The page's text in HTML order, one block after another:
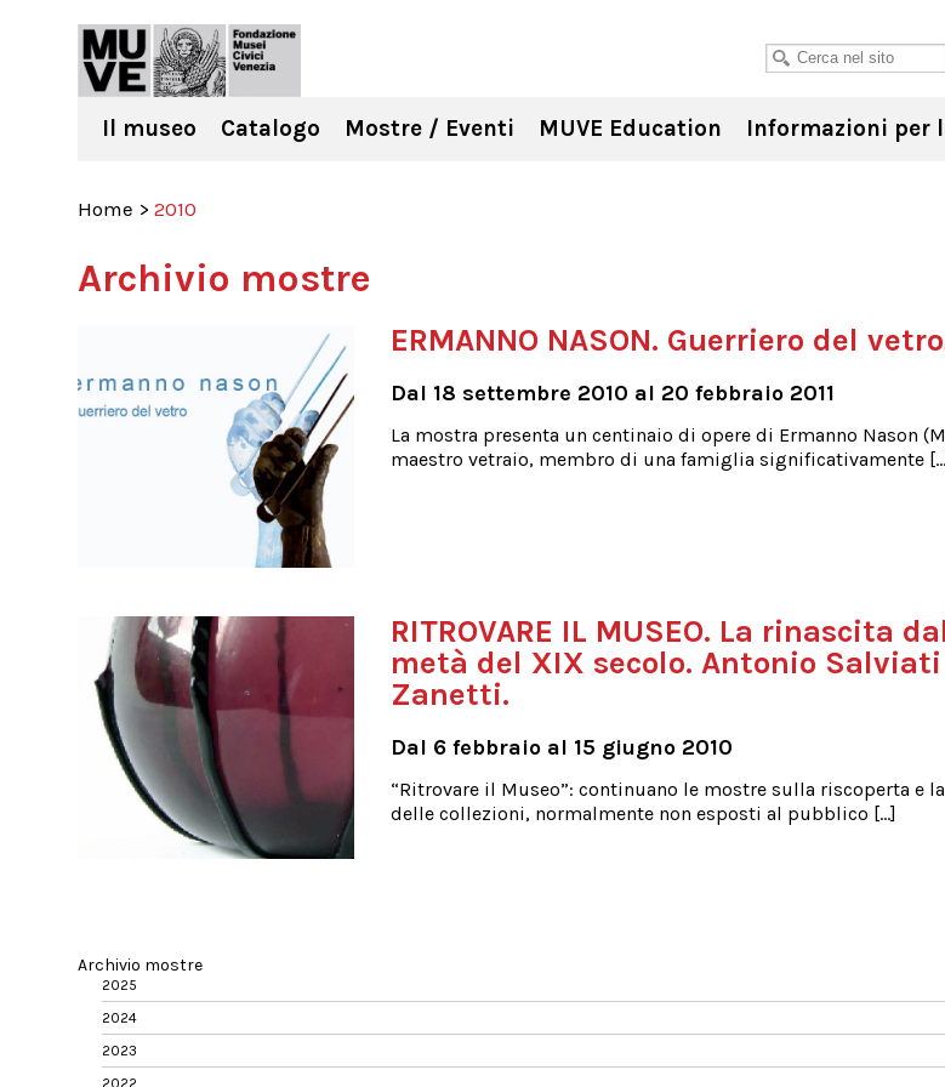
Il museo Catalogo Mostre / Eventi MUVE Education Informazioni per
Home > 2010
Archivio mostre
ERMANNO NASON. Guerriero del
Dal 18 settembre 2010 al 20 febbraio 2011
La mostra presenta un centinaio di opere di Ermanno Nason
maestro vetraio, membro di una famiglia significativamente
RITROVARE IL MUSEO. La rinascita
metà del XIX secolo. Antonio Salviati
Zanetti.
Dal 6 febbraio al 15 giugno 2010
“Ritrovare il Museo”: continuano le mostre sulla riscoperta e
delle collezioni, normalmente non esposti al pubblico […]
Archivio mostre
2025
2024
2023
2022